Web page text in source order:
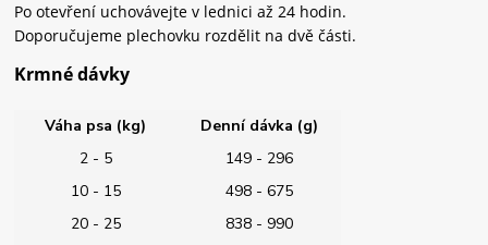
Po otevření uchovávejte v lednici až 24 hodin.
Doporučujeme plechovku rozdělit na dvě části.
Krmné dávky
Váha psa (kg)
Denní dávka (g)
2 - 5
149 - 296
10 - 15
498 - 675
20 - 25
838 - 990